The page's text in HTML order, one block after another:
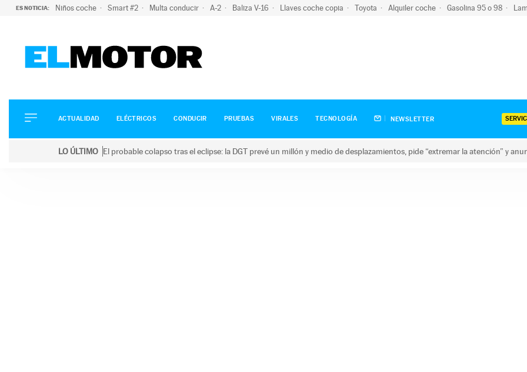
ES NOTICIA: Niños coche Smart #2 Multa conducir A-2 Baliza V-16 Llaves coche copia Toyota Alquiler coche Gasolina 95 o 98
ELÉCTRICOS
CONDUCIR
ACTUALIDAD ELÉCTRICOS CONDUCIR PRUEBAS VIRALES TECNOLOGÍA NEWSLETTER
LO ÚLTIMO El probable colapso tras el eclipse: la DGT prevé un millón y medio de desplazamientos, pide “extremar la atención” y